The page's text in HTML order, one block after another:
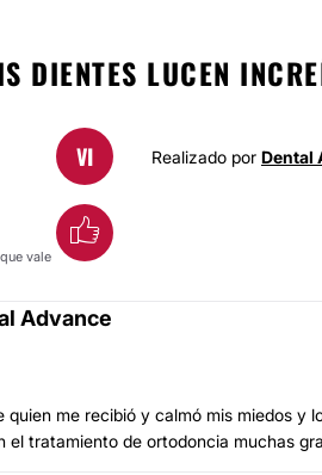
DIENTES LUCEN
VI Realizado por Dental
vale
Advance
me recibió y calmó mis miedos y
el tratamiento de ortodoncia muchas